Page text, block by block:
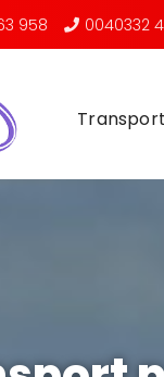
958 0040332